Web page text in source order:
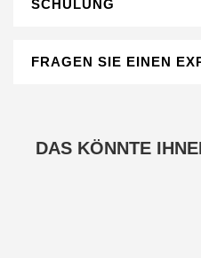
SCHULUNG
FRAGEN SIE EINEN
DAS KÖNNTE